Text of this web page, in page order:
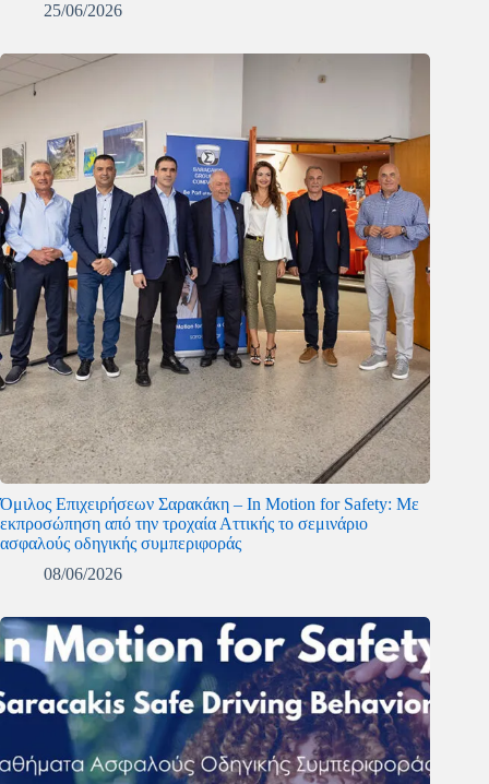
25/06/2026
Όμιλος Επιχειρήσεων Σαρακάκη – In Motion for Safety: Με
εκπροσώπηση από την τροχαία Αττικής το σεμινάριο
ασφαλούς οδηγικής συμπεριφοράς
08/06/2026